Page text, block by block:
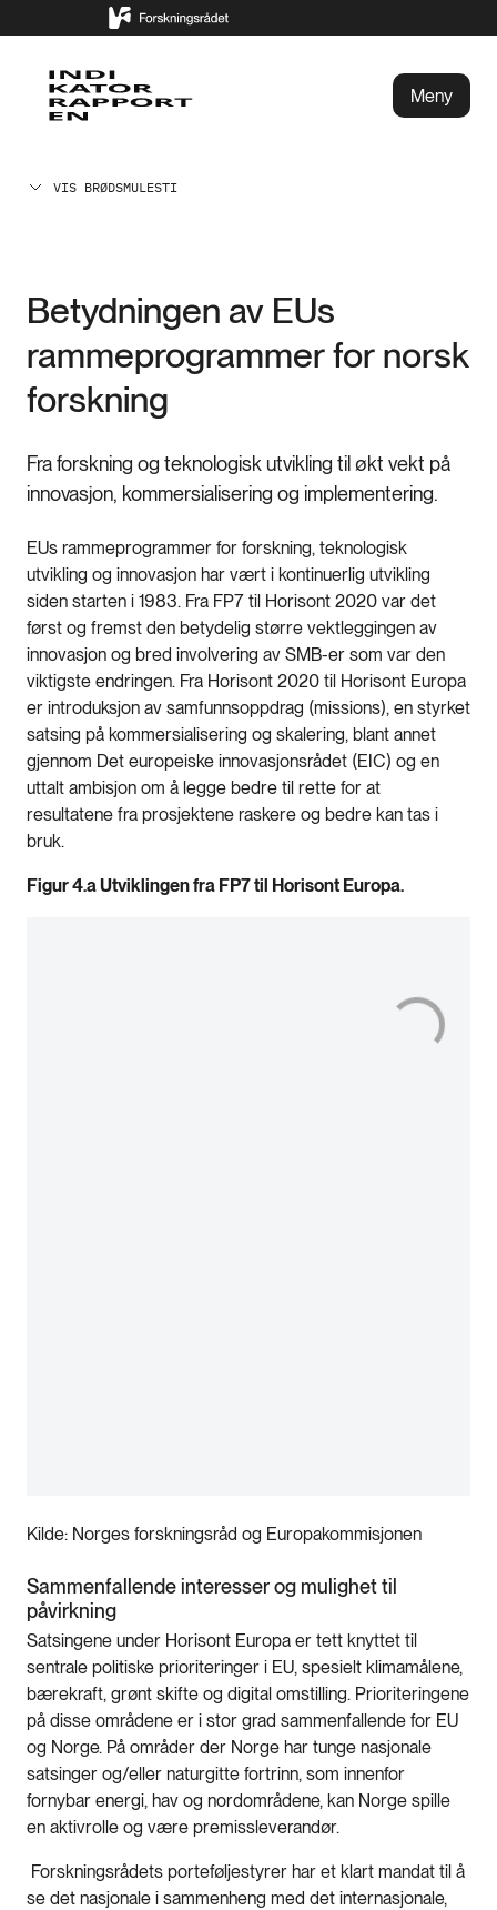
Meny
VIS BRØDSMULESTI
Betydningen av EUs
rammeprogrammer for norsk
forskning
Fra forskning og teknologisk utvikling til økt vekt på
innovasjon, kommersialisering og implementering.
EUs rammeprogrammer for forskning, teknologisk
utvikling og innovasjon har vært i kontinuerlig utvikling
siden starten i 1983. Fra FP7 til Horisont 2020 var det
først og fremst den betydelig større vektleggingen av
innovasjon og bred involvering av SMB-er som var den
viktigste endringen. Fra Horisont 2020 til Horisont Europa
er introduksjon av samfunnsoppdrag (missions), en styrket
satsing på kommersialisering og skalering, blant annet
gjennom Det europeiske innovasjonsrådet (EIC) og en
uttalt ambisjon om å legge bedre til rette for at
resultatene fra prosjektene raskere og bedre kan tas i
bruk.
Figur 4.a Utviklingen fra FP7 til Horisont Europa.
Kilde: Norges forskningsråd og Europakommisjonen
Sammenfallende interesser og mulighet til
påvirkning
Satsingene under Horisont Europa er tett knyttet til
sentrale politiske prioriteringer i EU, spesielt klimamålene,
bærekraft, grønt skifte og digital omstilling. Prioriteringene
på disse områdene er i stor grad sammenfallende for EU
og Norge. På områder der Norge har tunge nasjonale
satsinger og/eller naturgitte fortrinn, som innenfor
fornybar energi, hav og nordområdene, kan Norge spille
en aktivrolle og være premissleverandør.
Forskningsrådets porteføljestyrer har et klart mandat til å
se det nasjonale i sammenheng med det internasjonale,